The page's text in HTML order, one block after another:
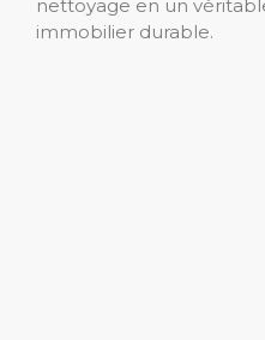
nettoyage en un
immobilier durable.